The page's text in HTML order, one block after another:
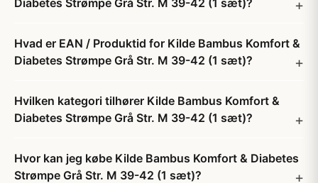
Diabetes Strømpe Grå Str. M 39-42 (1 sæt)?
Hvad er EAN / Produktid for Kilde Bambus Komfort &
Diabetes Strømpe Grå Str. M 39-42 (1 sæt)?
Hvilken kategori tilhører Kilde Bambus Komfort &
Diabetes Strømpe Grå Str. M 39-42 (1 sæt)?
Hvor kan jeg købe Kilde Bambus Komfort & Diabetes
Strømpe Grå Str. M 39-42 (1 sæt)?